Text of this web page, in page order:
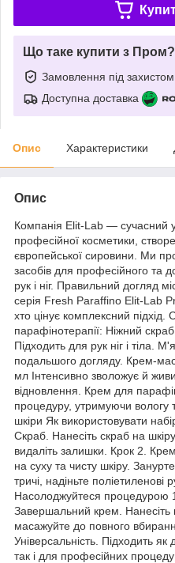
Що таке купити з Пром?
Замовлення під захистом
Доступна доставка
Опис Характеристики
Опис
Компанія Elit-Lab — сучасний
професійної косметики,
європейської сировини. Ми
засобів для професійного та
рук і ніг. Правильний догляд
серія Fresh Paraffino Elit-Lab
хто цінує комплексний
парафінотерапії: Ніжний
Підходить для рук ніг і тіла.
подальшого догляду. Крем-
мл Інтенсивно зволожує й
відновлення. Крем для
процедуру, утримуючи
шкіри Як використовувати
Скраб. Нанесіть скраб на
видаліть залишки. Крок 2.
на суху та чисту шкіру.
тричі, надіньте поліетиленові
Насолоджуйтеся процедурою
Завершальний крем. Нанесіть
масажуйте до повного
Універсальність. Підходить
так і для професійних